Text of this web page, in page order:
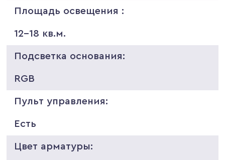
Площадь освещения :
12-18 кв.м.
Подсветка основания:
RGB
Пульт управления:
Есть
Цвет арматуры: